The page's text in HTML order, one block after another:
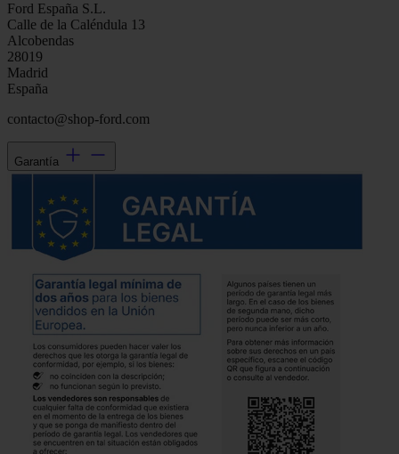
Ford España S.L.
Calle de la Caléndula 13
Alcobendas
28019
Madrid
España
contacto@shop-ford.com
Garantía